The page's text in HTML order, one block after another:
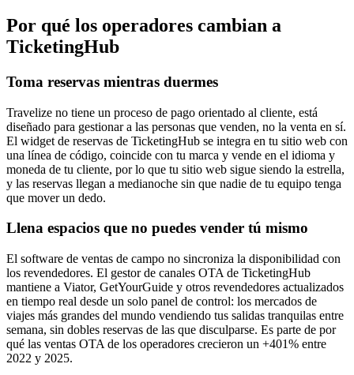
Por qué los operadores cambian a
TicketingHub
Toma reservas mientras duermes
Travelize no tiene un proceso de pago orientado al cliente, está
diseñado para gestionar a las personas que venden, no la venta en sí.
El widget de reservas de TicketingHub se integra en tu sitio web con
una línea de código, coincide con tu marca y vende en el idioma y
moneda de tu cliente, por lo que tu sitio web sigue siendo la estrella,
y las reservas llegan a medianoche sin que nadie de tu equipo tenga
que mover un dedo.
Llena espacios que no puedes vender tú mismo
El software de ventas de campo no sincroniza la disponibilidad con
los revendedores. El gestor de canales OTA de TicketingHub
mantiene a Viator, GetYourGuide y otros revendedores actualizados
en tiempo real desde un solo panel de control: los mercados de
viajes más grandes del mundo vendiendo tus salidas tranquilas entre
semana, sin dobles reservas de las que disculparse. Es parte de por
qué las ventas OTA de los operadores crecieron un +401% entre
2022 y 2025.